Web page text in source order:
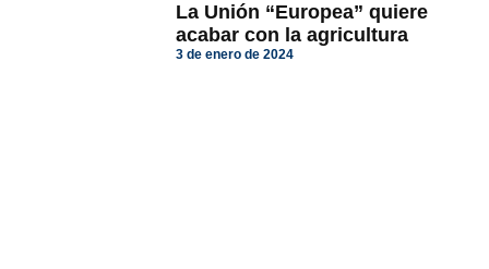
La Unión “Europea” quiere
acabar con la agricultura
3 de enero de 2024